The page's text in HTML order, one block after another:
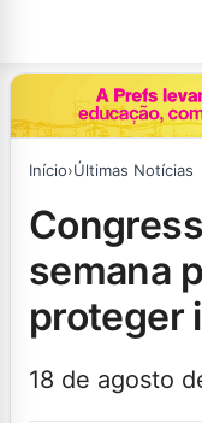
Início›Últimas Notícias
congresso analisa esta
semana
proteger
18 de agosto